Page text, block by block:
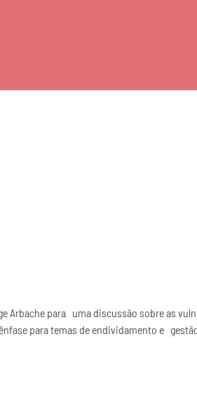
para   uma discussão sobre as
para temas de endividamento e